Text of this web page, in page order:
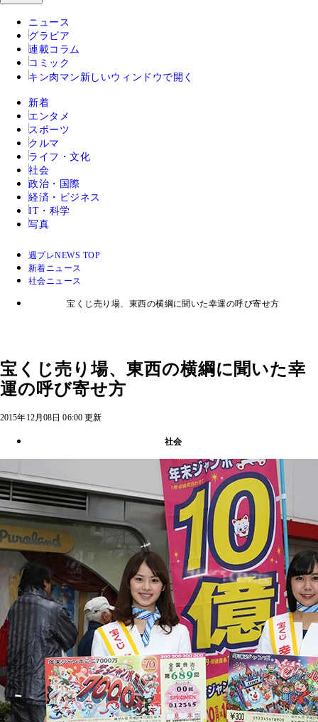
ニュース
グラビア
連載コラム
コミック
キン肉マン 新しいウィンドウで開く
新着
エンタメ
スポーツ
クルマ
ライフ・文化
社会
政治・国際
経済・ビジネス
IT・科学
写真
週プレNEWS TOP
新着ニュース
社会ニュース
宝くじ売り場、東西の横綱に聞いた幸運の呼び寄せ方
宝くじ売り場、東西の横綱に聞いた幸
運の呼び寄せ方
2015年12月08日 06:00 更新
社会